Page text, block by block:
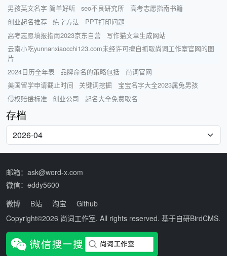
男孩英文名字 简单好听
seo不良研究所
高考志愿指南书籍
创业起名推荐
练字方法
PPT打印问题
高考志愿填报指南2023京东自营
写作猫文章生成网站
云南小吃yunnanxiaocchi123.com未经许可擅自抓取尚词工作室官网的图
片
2024日历全年表
品牌命名的策略包括
尚词官网
美国留学申请截止时间
关键词挖掘
宝宝名字大全2023属兔男孩
侵权赔偿标准
创业公司 起名大全免费取名
存档
邮箱：ask@word-x.com
微信：eddy5600
微博
B站 淘宝
Github
Copyright©2026 尚词工作室. All rights reserved. 基于自研BirdCMS.